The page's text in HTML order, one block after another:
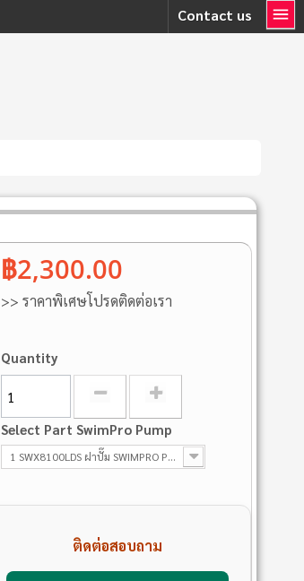
Contact us
฿2,300.00
>> ราคาพิเศษโปรดติดต่อเรา
Quantity
Select Part SwimPro Pump
1 SWX8100LDS ฝาปั๊ม SWIMPRO Pump
ติดต่อสอบถาม